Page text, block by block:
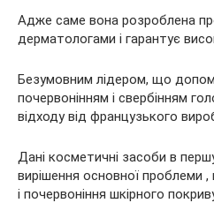
Адже саме вона розроблена
дерматологами і гарантує
Безумовним лідером, що
почервонінням і свербінням
відходу від французького
Дані косметичні засоби в
вирішення основної проблеми
і почервоніння шкірного